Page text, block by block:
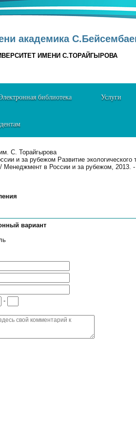
академика
ИМЕНИ С.ТОРАЙГЫРОВА
библиотека Услуги
С. Торайгырова
и за рубежом Развитие
Менеджмент в России и за рубежом, 2013.
вариант
-